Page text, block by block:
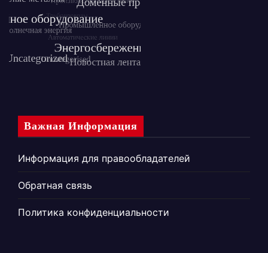
Важная Информация
Информация для правообладателей
Обратная связь
Политика конфиденциальности